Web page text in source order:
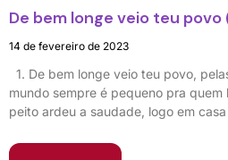
De bem longe veio teu povo
14 de fevereiro de 2023
1. De bem longe veio teu povo,
mundo sempre é pequeno pra quem
peito ardeu a saudade, logo em casa